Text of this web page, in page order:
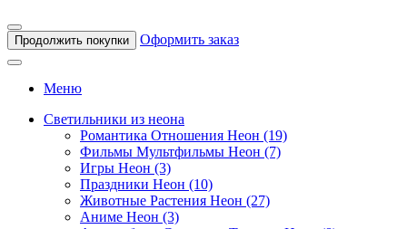
Продолжить покупки Оформить заказ
Меню
Светильники из неона
Романтика Отношения Неон (19)
Фильмы Мультфильмы Неон (7)
Игры Неон (3)
Праздники Неон (10)
Животные Растения Неон (27)
Аниме Неон (3)